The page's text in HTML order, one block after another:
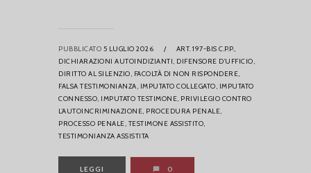
PUBBLICATO 5 LUGLIO 2026 /
ART. 197-BIS C.P.P.,
DICHIARAZIONI AUTOINDIZIANTI, DIFENSORE D’UFFICIO,
DIRITTO AL SILENZIO, FACOLTÀ DI NON RISPONDERE,
FALSA TESTIMONIANZA, IMPUTATO COLLEGATO, IMPUTATO
CONNESSO, IMPUTATO TESTIMONE, PRIVILEGIO CONTRO
L’AUTOINCRIMINAZIONE, PROCEDURA PENALE,
PROCESSO PENALE, TESTIMONE ASSISTITO,
TESTIMONIANZA ASSISTITA
LEGGI 0